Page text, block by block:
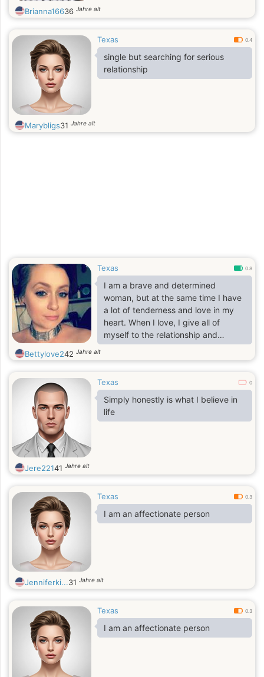
Brianna16636 Jahre alt
Texas 0.4
single but searching for serious
relationship
Marybligs31 Jahre alt
Texas 0.8
I am a brave and determined
woman, but at the same time I have
a lot of tenderness and love in my
heart. When I love, I give all of
myself to the relationship and
always support my partner. On this
dating site, I am looking for a real,
day, but for a long and happy
future. I believe that love is about
care and sincerity, and I am ready to
give my tenderness to someone who
Bettylove242 Jahre alt
Texas 0
Simply honestly is what I believe in
life
Jere22141 Jahre alt
Texas 0.3
I am an affectionate person
Jenniferki...31 Jahre alt
Texas 0.3
I am an affectionate person